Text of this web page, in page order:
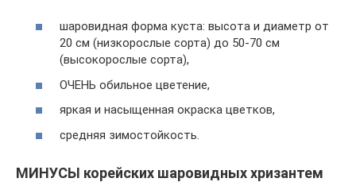
шаровидная форма куста: высота и диаметр от
20 см (низкорослые сорта) до 50-70 см
(высокорослые сорта),
ОЧЕНЬ обильное цветение,
яркая и насыщенная окраска цветков,
средняя зимостойкость.
МИНУСЫ корейских шаровидных хризантем